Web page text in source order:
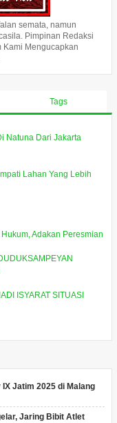
semata, namun
Pimpinan Redaksi
Kami Mengucapkan
Tags
Natuna Dari Jakarta
Lahan Yang Lebih
Adakan Peresmian
ISYARAT SITUASI
Jatim 2025 di Malang
Jaring Bibit Atlet